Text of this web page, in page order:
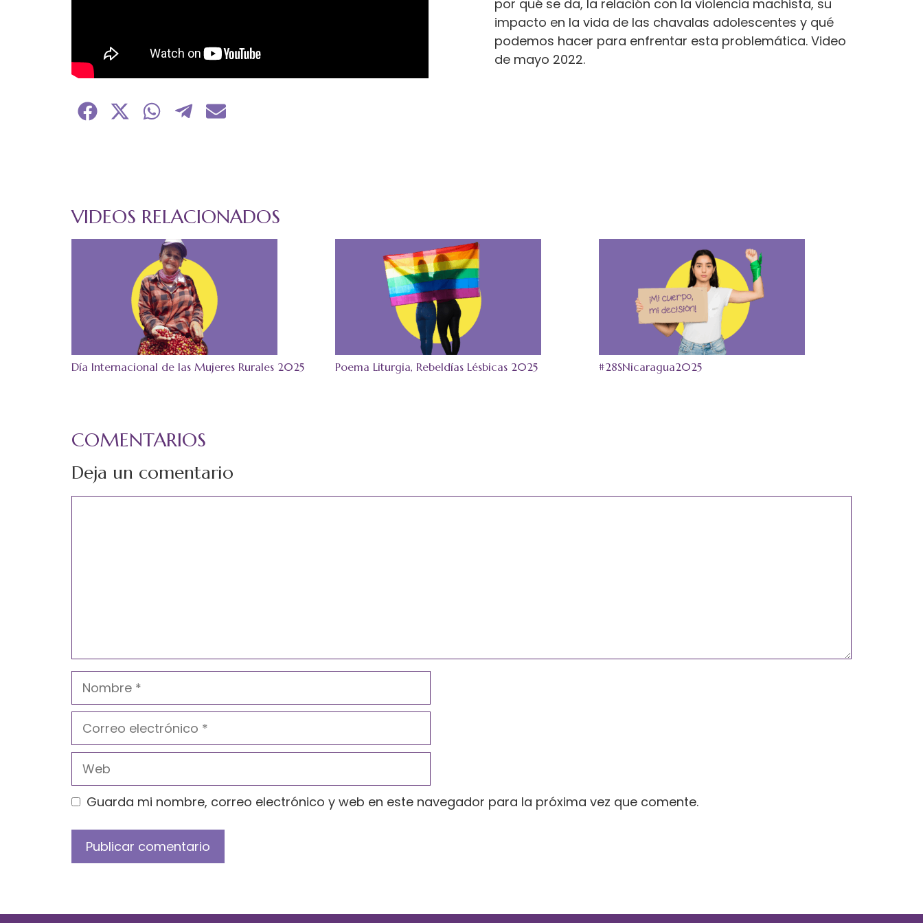
CompartirCompartirCompartir
CompartirCompartir
por qué se da, la relación con la violencia machista, su
impacto en la vida de las chavalas adolescentes y qué
podemos hacer para enfrentar esta problemática. Video
de mayo 2022.
VIDEOS RELACIONADOS
Día Internacional de las Mujeres Rurales 2025 Poema Liturgia, Rebeldías Lésbicas 2025 #28SNicaragua2025
COMENTARIOS
Deja un comentario
Nombre
Correo
Web
Guarda mi nombre, correo electrónico y web en este navegador para la próxima vez que comente.